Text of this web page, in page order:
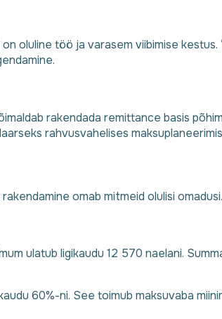
oluline töö ja varasem viibimise
rakendada remittance basis
rahvusvahelises
omab mitmeid olulisi omadusi.
ulatub ligikaudu 12 570 naelani.
60%-ni. See toimub maksuvaba